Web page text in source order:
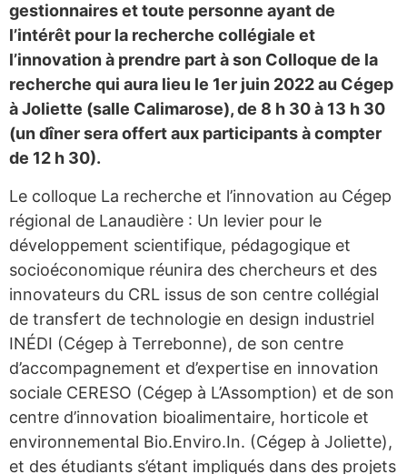
gestionnaires et toute personne ayant de
l’intérêt pour la recherche collégiale et
l’innovation à prendre part à son Colloque de la
recherche qui aura lieu le 1er juin 2022 au Cégep
à Joliette (salle Calimarose), de 8 h 30 à 13 h 30
(un dîner sera offert aux participants à compter
de 12 h 30).
Le colloque La recherche et l’innovation au Cégep
régional de Lanaudière : Un levier pour le
développement scientifique, pédagogique et
socioéconomique réunira des chercheurs et des
innovateurs du CRL issus de son centre collégial
de transfert de technologie en design industriel
INÉDI (Cégep à Terrebonne), de son centre
d’accompagnement et d’expertise en innovation
sociale CERESO (Cégep à L’Assomption) et de son
centre d’innovation bioalimentaire, horticole et
environnemental Bio.Enviro.In. (Cégep à Joliette),
et des étudiants s’étant impliqués dans des projets